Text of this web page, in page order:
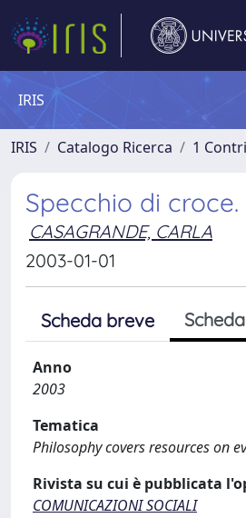
IRIS
IRIS Catalogo Ricerca 1
Specchio di
CASAGRANDE, CARLA
2003-01-01
Scheda breve
Anno
2003
Tematica
Philosophy covers resources on
Rivista su cui è pubblicata
COMUNICAZIONI SOCIALI